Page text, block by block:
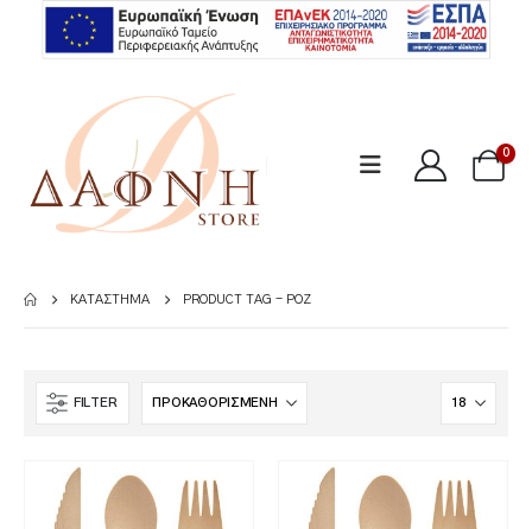
0
ΚΑΤΆΣΤΗΜΑ PRODUCT TAG - ΡΟΖ
FILTER